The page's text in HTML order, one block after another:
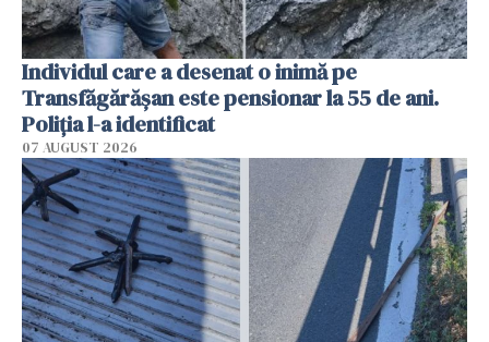
Individul care a desenat o inimă pe
Transfăgărășan este pensionar la 55 de ani.
Poliția l-a identificat
07 AUGUST 2026